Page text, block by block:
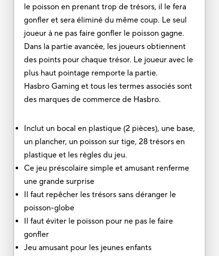
le poisson en prenant trop de trésors, il le fera
gonfler et sera éliminé du même coup. Le seul
joueur à ne pas faire gonfler le poisson gagne.
Dans la partie avancée, les joueurs obtiennent
des points pour chaque trésor. Le joueur avec le
plus haut pointage remporte la partie.
Hasbro Gaming et tous les termes associés sont
des marques de commerce de Hasbro.
Inclut un bocal en plastique (2 pièces), une base,
un plancher, un poisson sur tige, 28 trésors en
plastique et les règles du jeu.
Ce jeu préscolaire simple et amusant renferme
une grande surprise
Il faut repêcher les trésors sans déranger le
poisson-globe
Il faut éviter le poisson pour ne pas le faire
gonfler
Jeu amusant pour les jeunes enfants